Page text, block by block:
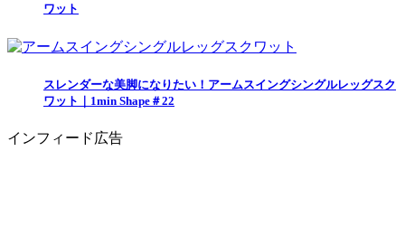
ワット
スレンダーな美脚になりたい！アームスイングシングルレッグスク
ワット｜1min Shape＃22
インフィード広告